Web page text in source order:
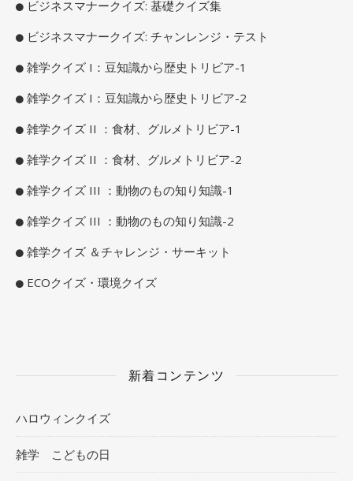
ビジネスマナークイズ: 基礎クイズ集
ビジネスマナークイズ: チャンレンジ・テスト
雑学クイズ I：豆知識から歴史トリビア-1
雑学クイズ I：豆知識から歴史トリビア-2
雑学クイズ II ：食材、グルメトリビア-1
雑学クイズ II ：食材、グルメトリビア-2
雑学クイズ III ：動物のもの知り知識-1
雑学クイズ III ：動物のもの知り知識-2
雑学クイズ ＆チャレンジ・サーキット
ECOクイズ・環境クイズ
新着コンテンツ
ハロウィンクイズ
雑学 こどもの日